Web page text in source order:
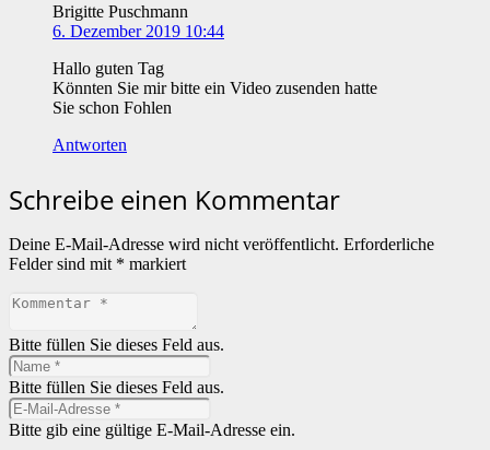
Brigitte Puschmann
6. Dezember 2019 10:44
Hallo guten Tag
Könnten Sie mir bitte ein Video zusenden hatte
Sie schon Fohlen
Antworten
Schreibe einen Kommentar
Deine E-Mail-Adresse wird nicht veröffentlicht. Erforderliche
Felder sind mit * markiert
Bitte füllen Sie dieses Feld aus.
Bitte füllen Sie dieses Feld aus.
Bitte gib eine gültige E-Mail-Adresse ein.